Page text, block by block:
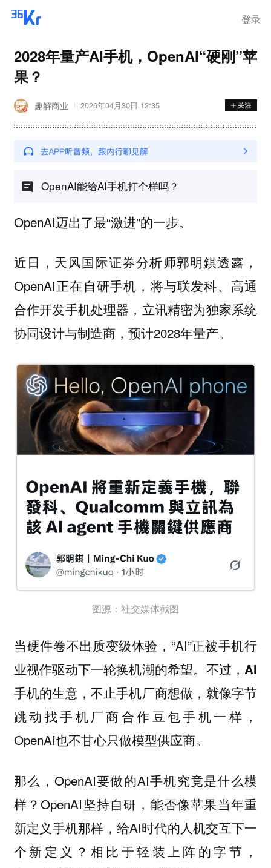
登录
2028年量产AI手机，OpenAI“硬刚”苹
果？
趣解商业 2026年04月30日 12:35
OpenAI能给AI手机打个样吗？
OpenAI迈出了最“激进”的一步。
近日，天风国际证券分析师郭明錤透露，
OpenAI正在自研手机，将与联发科、高通
合作开发手机处理器，立讯精密为独家系统
协同设计与制造商，预计2028年量产。
图源：社交媒体截图
当硬件卷不出质变级体验，“AI”正被手机行
业视作驱动下一轮换机潮的希望。不过，AI
手机的生意，不止手机厂商想做 ，就像字节
跳动找手机厂商合作豆包手机一样，
OpenAI也不甘心只做模型供应商。
那么，OpenAI要做的AI手机究竟是什么模
样？OpenAI坚持自研，能否像苹果当年重
新定义手机那样，给AI时代的人机交互下一
个新定义？相比于轻装上阵的字节，